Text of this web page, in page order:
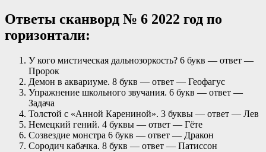
Ответы сканворд № 6 2022 год по
горизонтали:
У кого мистическая дальнозоркость? 6 букв — ответ —
Пророк
Демон в аквариуме. 8 букв — ответ — Геофагус
Упражнение школьного звучания. 6 букв — ответ —
Задача
Толстой с «Анной Карениной». 3 буквы — ответ — Лев
Немецкий гений. 4 буквы — ответ — Гёте
Созвездие монстра 6 букв — ответ — Дракон
Сородич кабачка. 8 букв — ответ — Патиссон